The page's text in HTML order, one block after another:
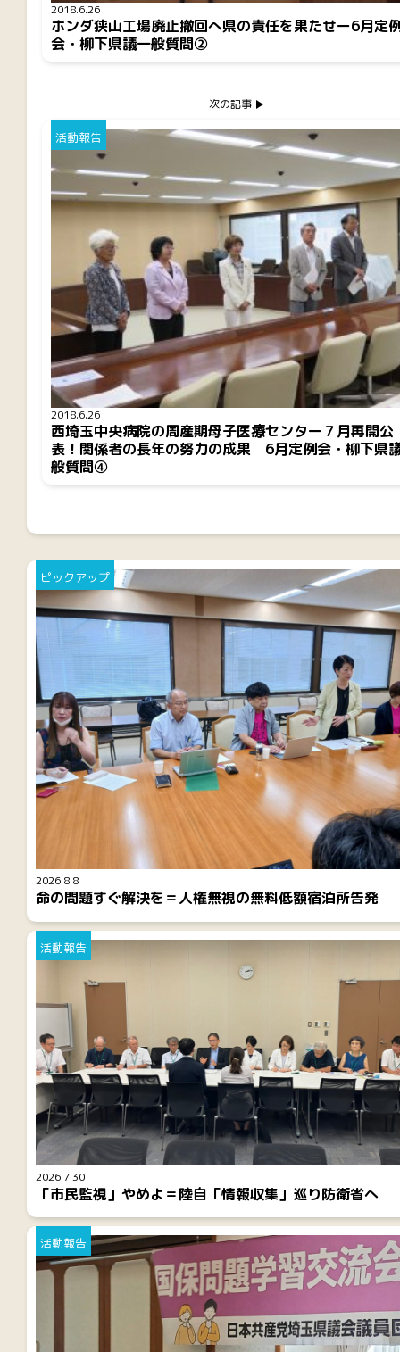
2018.6.26
ホンダ狭山工場廃止撤回へ県の責任を果たせー6月定
会・柳下県議一般質問②
2018.6.26
活動報告
西埼玉中央病院の周産期母子医療センター７月再開公
表！関係者の長年の努力の成果 6月定例会・柳下県
般質問④
次の記事
2026.8.8
ピックアップ
命の問題すぐ解決を＝人権無視の無料低額宿泊所告発
2026.7.30
活動報告
「市民監視」やめよ＝陸自「情報収集」巡り防衛省へ
活動報告